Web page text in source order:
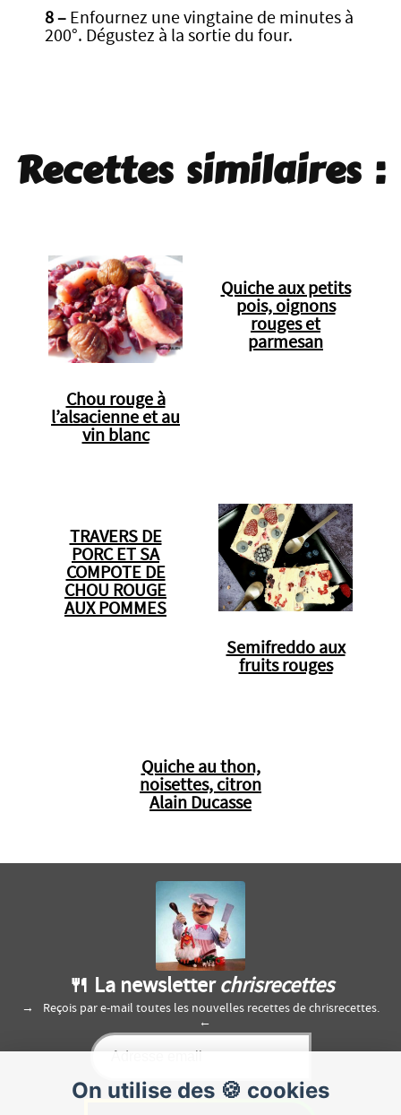
8 – Enfournez une vingtaine de minutes à
200°. Dégustez à la sortie du four.
Recettes similaires :
Chou rouge à
l’alsacienne et au
vin blanc
Quiche aux petits
pois, oignons
rouges et
parmesan
TRAVERS DE
PORC ET SA
COMPOTE DE
CHOU ROUGE
AUX POMMES
Semifreddo aux
fruits rouges
Quiche au thon,
noisettes, citron
Alain Ducasse
On utilise des 🍪 cookies
🍴 La newsletter chrisrecettes
Reçois par e-mail toutes les nouvelles recettes de chrisrecettes.